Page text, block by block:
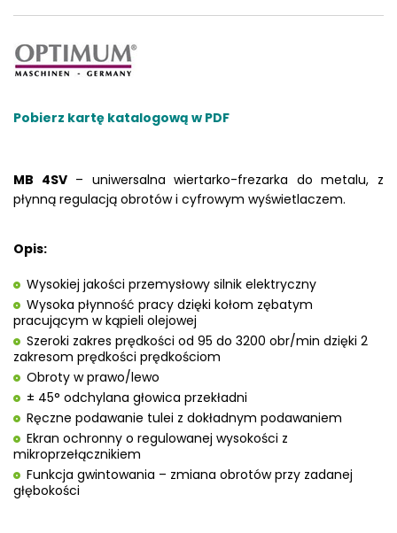
Pobierz kartę katalogową w PDF
MB 4SV– uniwersalna wiertarko-frezarka do metalu, z
płynną regulacją obrotów i cyfrowym wyświetlaczem.
Opis:
Wysokiej jakości przemysłowy silnik elektryczny
Wysoka płynność pracy dzięki kołom zębatym
pracującym w kąpieli olejowej
Szeroki zakres prędkości od 95 do 3200 obr/min dzięki 2
zakresom prędkości prędkościom
Obroty w prawo/lewo
± 45° odchylana głowica przekładni
Ręczne podawanie tulei z dokładnym podawaniem
Ekran ochronny o regulowanej wysokości z
mikroprzełącznikiem
Funkcja gwintowania – zmiana obrotów przy zadanej
głębokości